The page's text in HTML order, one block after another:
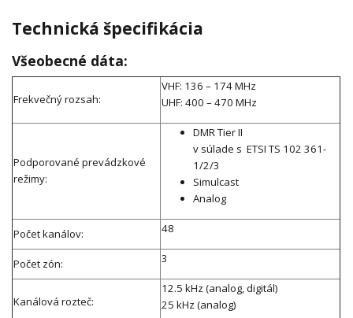
Technická špecifikácia
Všeobecné dáta:
Frekvečný rozsah:
VHF: 136 – 174 MHz
UHF: 400 – 470 MHz
Podporované prevádzkové
režimy:
DMR Tier II
v súlade s ETSI TS 102 361-
1/2/3
Simulcast
Analog
Počet kanálov: 48
Počet zón: 3
Kanálová rozteč:
12.5 kHz (analog, digitál)
25 kHz (analog)